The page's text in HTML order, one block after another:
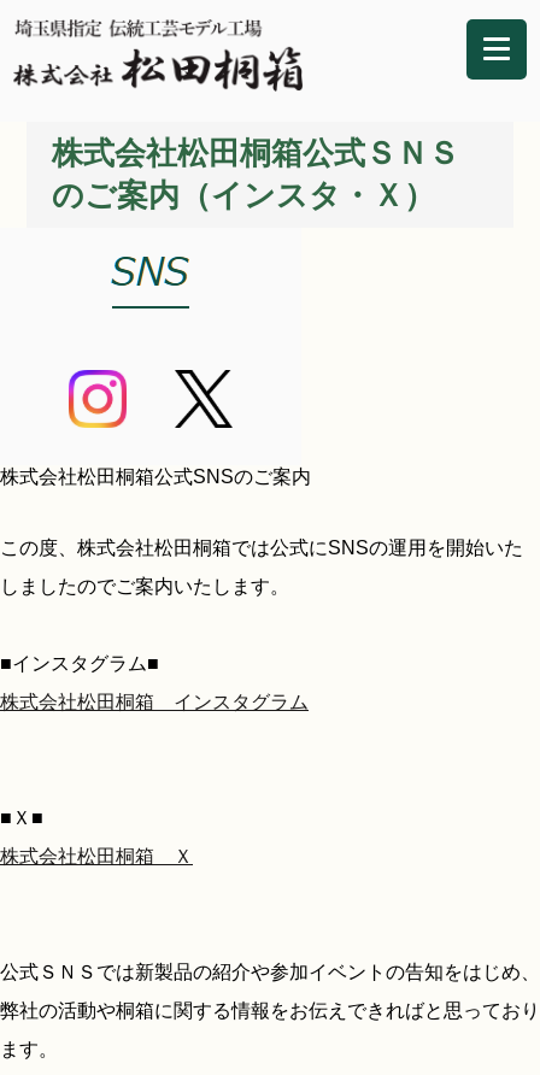
株式会社松田桐箱公式ＳＮＳ
のご案内（インスタ・Ｘ）
株式会社松田桐箱公式SNSのご案内
この度、株式会社松田桐箱では公式にSNSの運用を開始いた
しましたのでご案内いたします。
■インスタグラム■
株式会社松田桐箱 インスタグラム
■Ｘ■
株式会社松田桐箱 Ｘ
公式ＳＮＳでは新製品の紹介や参加イベントの告知をはじめ、
弊社の活動や桐箱に関する情報をお伝えできればと思っており
ます。